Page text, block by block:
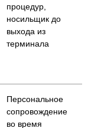
процедур,
носильщик до
выхода из
терминала
Персональное
сопровождение
во время